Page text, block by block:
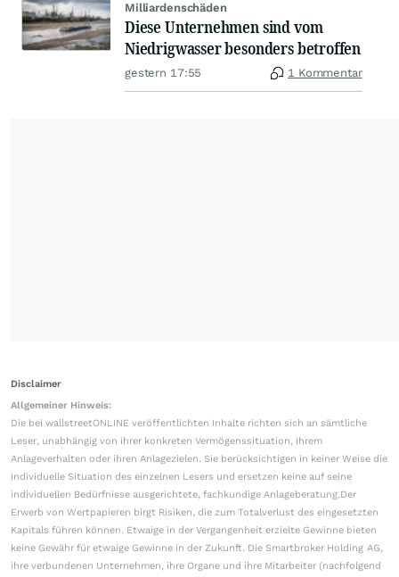
Milliardenschäden
Diese Unternehmen sind vom
Niedrigwasser besonders betroffen
gestern 17:55 1 Kommentar
Disclaimer
Allgemeiner Hinweis:
Die bei wallstreetONLINE veröffentlichten Inhalte richten sich an sämtliche
Leser, unabhängig von ihrer konkreten Vermögenssituation, ihrem
Anlageverhalten oder ihren Anlagezielen. Sie berücksichtigen in keiner Weise die
individuelle Situation des einzelnen Lesers und ersetzen keine auf seine
individuellen Bedürfnisse ausgerichtete, fachkundige Anlageberatung.Der
Erwerb von Wertpapieren birgt Risiken, die zum Totalverlust des eingesetzten
Kapitals führen können. Etwaige in der Vergangenheit erzielte Gewinne bieten
keine Gewähr für etwaige Gewinne in der Zukunft. Die Smartbroker Holding AG,
ihre verbundenen Unternehmen, ihre Organe und ihre Mitarbeiter (nachfolgend